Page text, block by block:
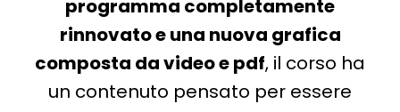
programma completamente
rinnovato e una nuova grafica
composta da video e pdf, il corso ha
un contenuto pensato per essere